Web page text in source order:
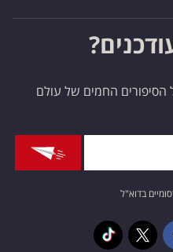
הסיפורים החמים של עולם
בדוא"ל